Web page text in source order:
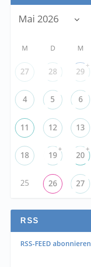
M D M
27 28 29
+
4 5 6
11 12 13
18 19
+
20
+
25 26 27
RSS
RSS-FEED abonnieren